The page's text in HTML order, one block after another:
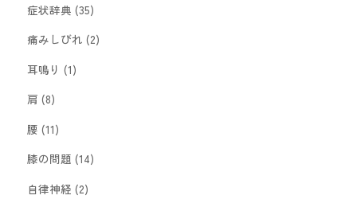
症状辞典 (35)
痛みしびれ (2)
耳鳴り (1)
肩 (8)
腰 (11)
膝の問題 (14)
自律神経 (2)